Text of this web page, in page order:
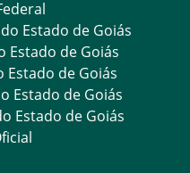
Estado de Goiás
Estado de Goiás
de Goiás
Estado de Goiás
Estado de Goiás